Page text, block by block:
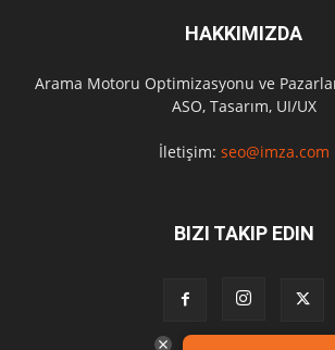
HAKKIMIZDA
Arama Motoru Optimizasyonu ve
ASO, Tasarım, UI/UX
İletişim: seo@imza.com
BIZI TAKIP EDIN